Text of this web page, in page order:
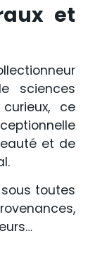
et
sciences
ce
et de
toutes